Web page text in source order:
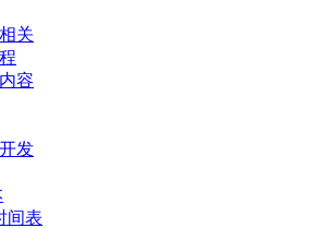
关
容
发
间表